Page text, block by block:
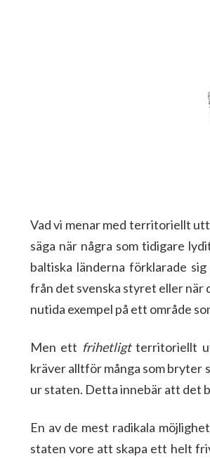
Vad vi menar med territoriellt
säga när några som tidigare
baltiska länderna förklarade
från det svenska styret eller när
nutida exempel på ett område
Men ett frihetligtterritoriellt
kräver alltför många som bryter
ur staten. Detta innebär att det
En av de mest radikala
staten vore att skapa ett helt